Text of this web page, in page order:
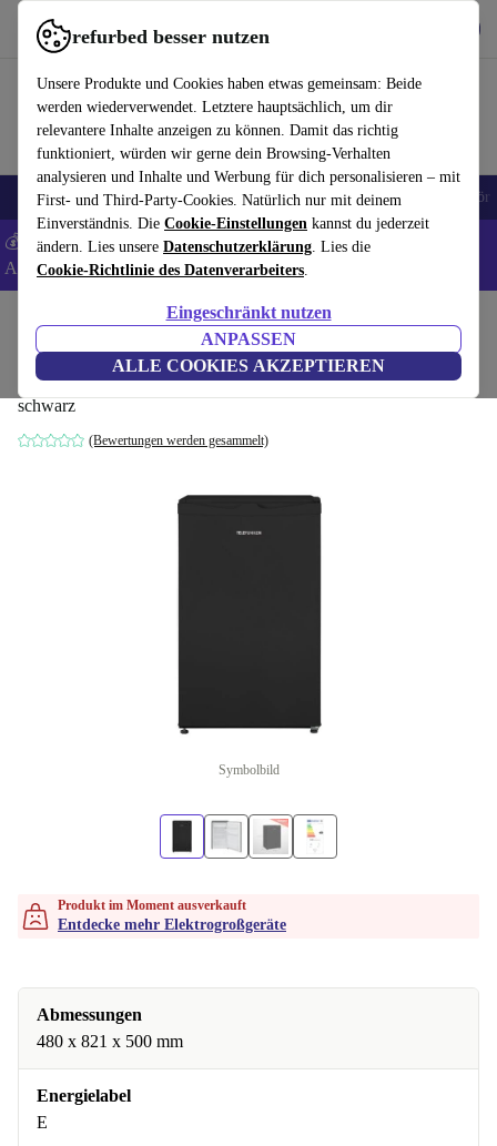
refurbed besser nutzen
Unsere Produkte und Cookies haben etwas gemeinsam: Beide
werden wiederverwendet. Letztere hauptsächlich, um dir
relevantere Inhalte anzeigen zu können. Damit das richtig
funktioniert, würden wir gerne dein Browsing-Verhalten
analysieren und Inhalte und Werbung für dich personalisieren – mit
First- und Third-Party-Cookies. Natürlich nur mit deinem
Einverständnis. Die Cookie-Einstellungen kannst du jederzeit
ändern. Lies unsere Datenschutzerklärung. Lies die
Cookie-Richtlinie des Datenverarbeiters.
Eingeschränkt nutzen
ANPASSEN
ALLE COOKIES AKZEPTIEREN
refurbed schnell und einfach nutzen
🎒 Back to school Handys Laptops Tablets Smartwatches Zubehör
💰 Extra -5% auf Samsung- und Google-Smartphones - Code:
ANDROID5 -AGB
Haushalt Elektrogroßgeräte
Telefunken CF-33-101-B2 Kühlschrank
schwarz
(Bewertungen werden gesammelt)
Symbolbild
Produkt im Moment ausverkauft
Entdecke mehr Elektrogroßgeräte
Abmessungen
480 x 821 x 500 mm
Energielabel
E